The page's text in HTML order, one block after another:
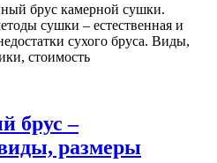
брус камерной сушки.
сушки – естественная и
сухого бруса. Виды,
стоимость
брус –
размеры